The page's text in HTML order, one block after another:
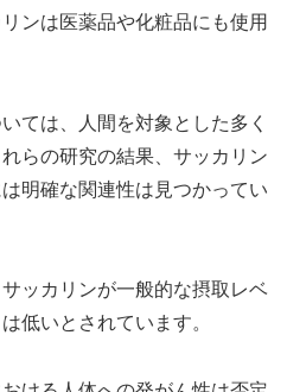
ンは医薬品や化粧品にも使用
ては、人間を対象とした多く
らの研究の結果、サッカリン
明確な関連性は見つかってい
ッカリンが一般的な摂取レベ
低いとされています。